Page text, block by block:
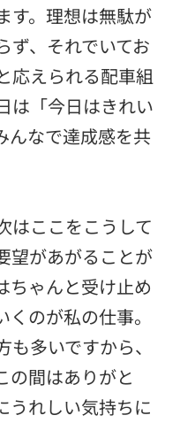
す。理想は無駄が
ず、それでいてお
応えられる配車組
は「今日はきれい
んなで達成感を共
はここをこうして
望があがることが
ちゃんと受け止め
のが私の仕事。
多いですから、
の間はありがと
うれしい気持ちに